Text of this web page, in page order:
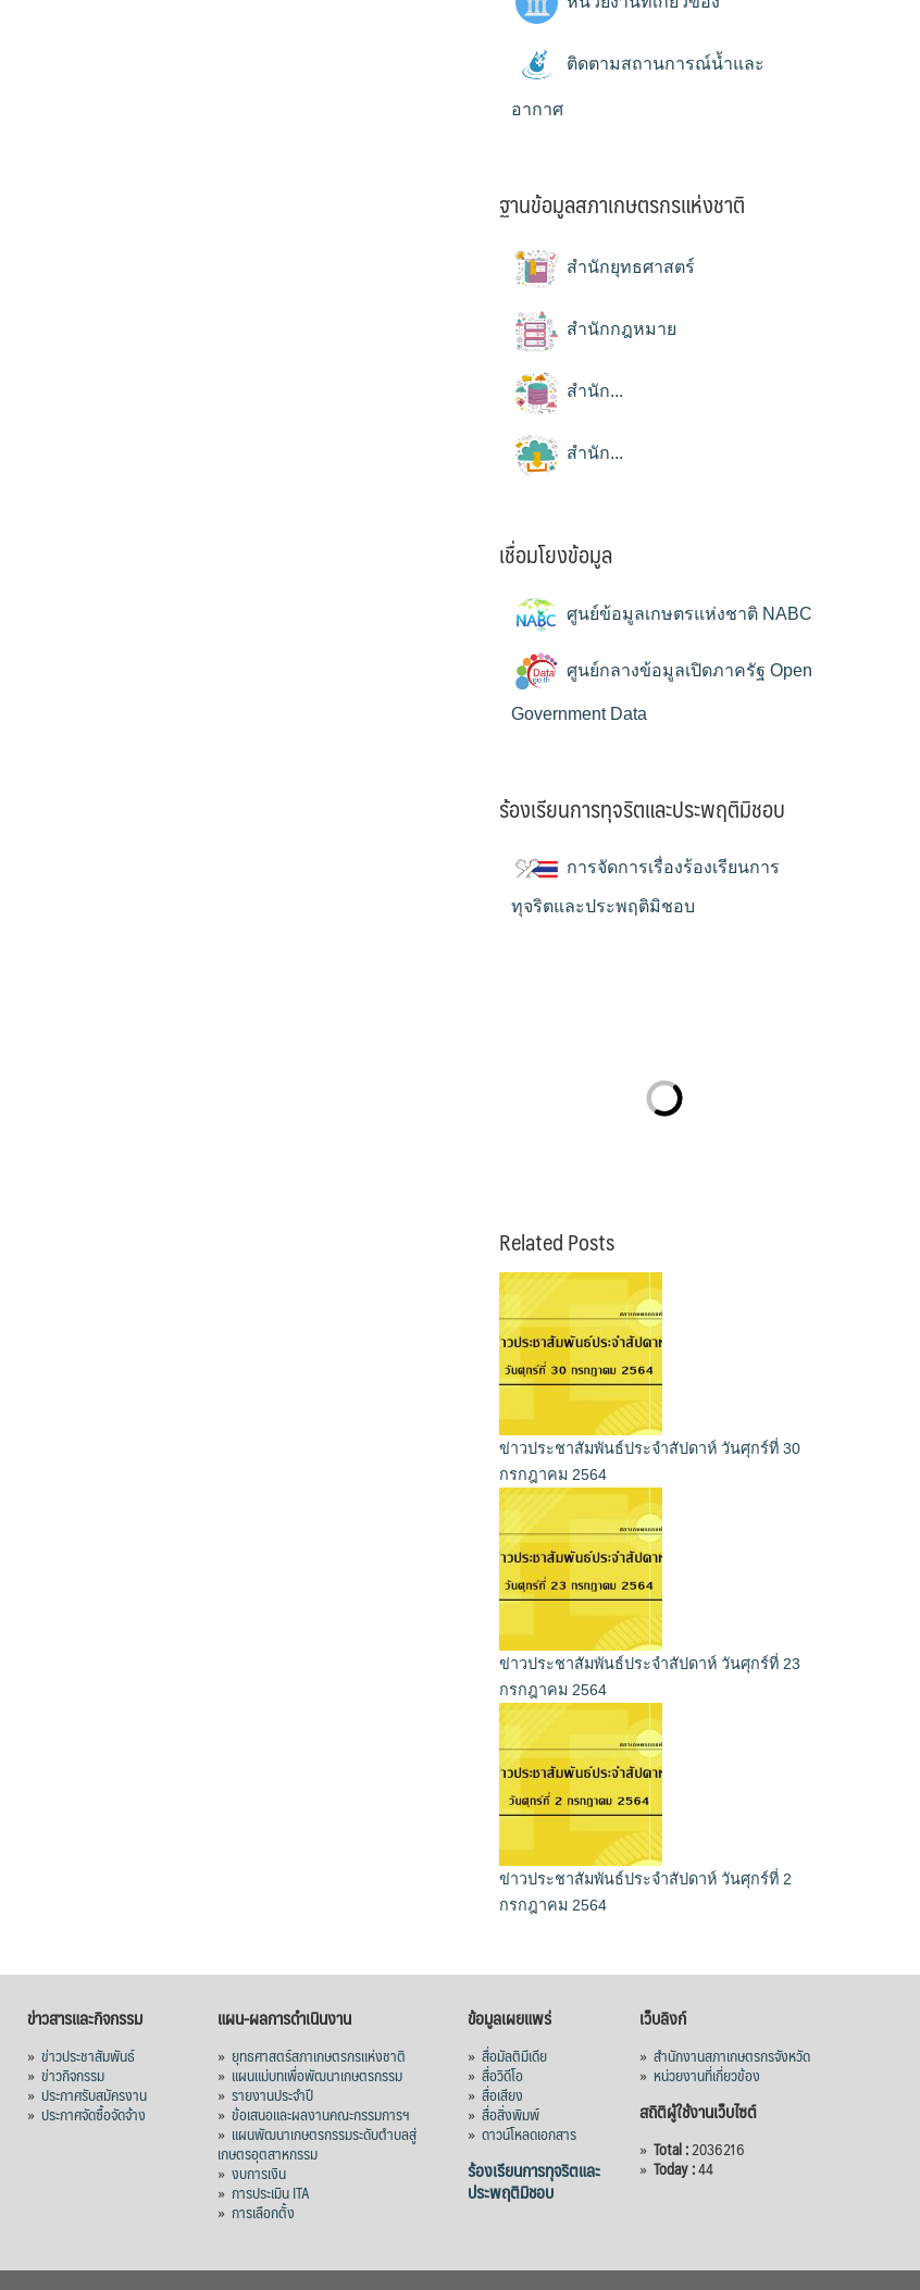
ติดตามสถานการณ์น้ำและ
อากาศ
ฐานข้อมูลสภาเกษตรกรแห่งชาติ
สำนักยุทธศาสตร์
สำนักกฎหมาย
สำนัก...
สำนัก...
เชื่อมโยงข้อมูล
ศูนย์ข้อมูลเกษตรแห่งชาติ NABC
ศูนย์กลางข้อมูลเปิดภาครัฐ Open
Government Data
ร้องเรียนการทุจริตและประพฤติมิชอบ
การจัดการเรื่องร้องเรียนการ
ทุจริตและประพฤติมิชอบ
Related Posts
ข่าวประชาสัมพันธ์ประจำสัปดาห์ วันศุกร์ที่ 30
กรกฎาคม 2564
ข่าวประชาสัมพันธ์ประจำสัปดาห์ วันศุกร์ที่ 23
กรกฎาคม 2564
ข่าวประชาสัมพันธ์ประจำสัปดาห์ วันศุกร์ที่ 2
กรกฎาคม 2564
ข่าวสารและกิจกรรม
»ข่าวประชาสัมพันธ์
»ข่าวกิจกรรม
»ประกาศรับสมัครงาน
»ประกาศจัดซื้อจัดจ้าง
แผน-ผลการดำเนินงาน
» ยุทธศาสตร์สภาเกษตรกรแห่งชาติ
» แผนแม่บทเพื่อพัฒนาเกษตรกรรม
» รายงานประจำปี
» ข้อเสนอและผลงานคณะกรรมการฯ
» แผนพัฒนาเกษตรกรรมระดับตำบลสู่
เกษตรอุตสาหกรรม
» งบการเงิน
» การประเมิน ITA
» การเลือกตั้ง
ข้อมูลเผยแพร่
» สื่อมัลติมีเดีย
» สื่อวิดีโอ
» สื่อเสียง
» สื่อสิ่งพิมพ์
» ดาวน์โหลดเอกสาร
ร้องเรียนการทุจริตและ
ประพฤติมิชอบ
เว็บลิงก์
» สำนักงานสภาเกษตรกรจังหวัด
» หน่วยงานที่เกี่ยวข้อง
สถิติผู้ใช้งานเว็บไซต์
» Total :2036216
» Today :44